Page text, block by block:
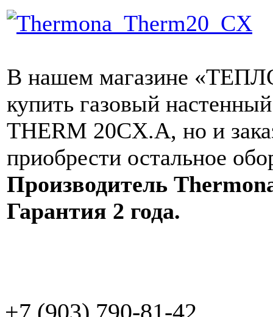
В нашем магазине
купить газовый
THERM 20CX.A, но и
приобрести остальное
Производитель
Гарантия 2 года.